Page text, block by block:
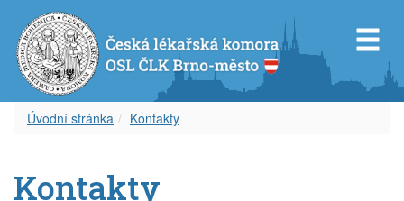
Úvodní stránka Kontakty
Kontakty
Revizní komise OS ČLK Brno-město
Vzdělávací akce
Věstník ČLK
Aktuality
Aktuální inzerce
Odkazy